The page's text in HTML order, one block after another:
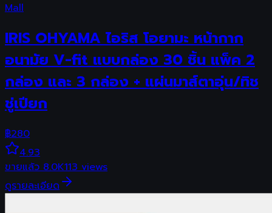
Mall
IRIS OHYAMA ไอริส โอยามะ หน้ากาก
อนามัย V-fit แบบกล่อง 30 ชิ้น แพ็ค 2
กล่อง และ 3 กล่อง + แผ่นมาส์ตาอุ่น/ทิช
ชู่เปียก
฿280
4.93
ขายแล้ว8.0K113views
ดูรายละเอียด